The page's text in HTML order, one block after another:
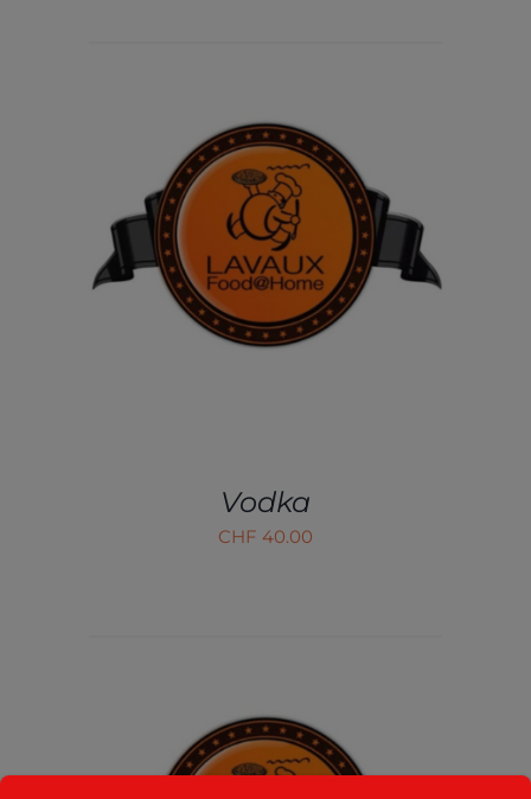
AJOUTER AU PANIER
/
DÉTAILS
Vodka
CHF 40.00